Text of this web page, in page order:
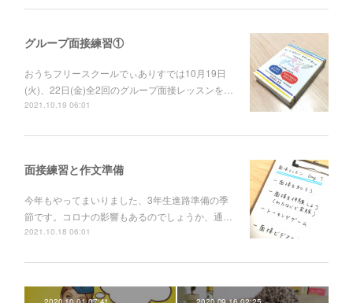
グループ面接練習①
おうちフリースクールでぃありすでは10月19日
(火)、22日(金)全2回のグループ面接レッスンを…
2021.10.19 06:01
面接練習と作文準備
今年もやってまいりました、3年生進路準備の季
節です。コロナの影響もあるのでしょうか、通…
2021.10.18 06:01